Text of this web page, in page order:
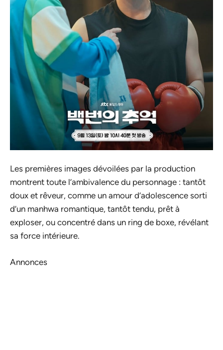
Les premières images dévoilées par la production
montrent toute l’ambivalence du personnage : tantôt
doux et rêveur, comme un amour d’adolescence sorti
d’un manhwa romantique, tantôt tendu, prêt à
exploser, ou concentré dans un ring de boxe, révélant
sa force intérieure.
Annonces